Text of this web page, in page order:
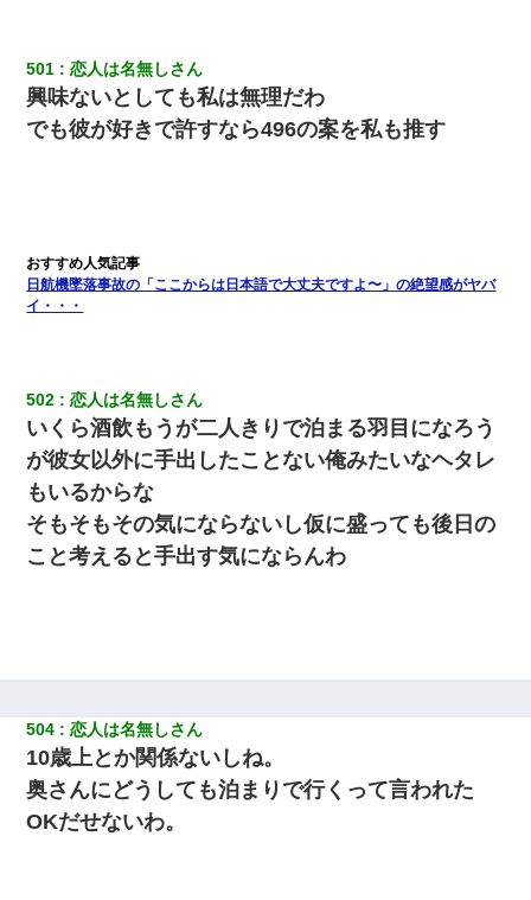
501 恋人は名無しさん
興味ないとしても私は無理だわ
でも彼が好きで許すなら496の案を私も推す
日航機墜落事故の「ここからは日本語で大丈夫ですよ〜」の絶望感がヤバ
イ・・・
502 恋人は名無しさん
いくら酒飲もうが二人きりで泊まる羽目になろう
が彼女以外に手出したことない俺みたいなヘタレ
もいるからな
そもそもその気にならないし仮に盛っても後日の
こと考えると手出す気にならんわ
504 恋人は名無しさん
10歳上とか関係ないしね。
奥さんにどうしても泊まりで行くって言われた
OKだせないわ。